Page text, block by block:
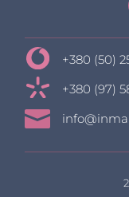
+380 (50)
+380 (97)
